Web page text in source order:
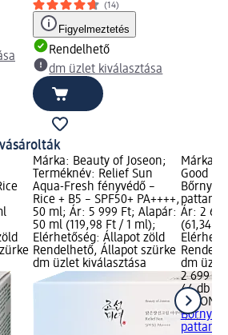
(14)
Figyelmeztetés
Rendelhető
dm üzlet kiválasztása
Márka: Beauty of Joseon;
Terméknév: Relief Sun
Aqua-Fresh fényvédő –
Rice + B5 – SPF50+ PA++++,
50 ml; Ár: 5 999 Ft; Alapár:
50 ml (119,98 Ft / 1 ml);
Elérhetőség: Állapot zöld
Rendelhető, Állapot szürke
dm üzlet kiválasztása
Márka:
Good
Ár: 2
(61,34
dm
2 699 Ft
44 db
MIZON